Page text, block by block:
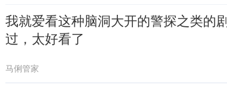
我就爱看这种脑洞大开的警探之类的
过，太好看了
马俐管家